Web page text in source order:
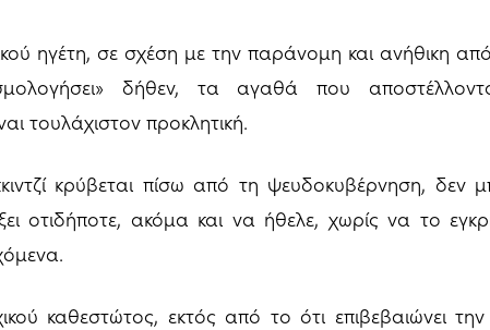
ηγέτη, σε σχέση με την παράνομη και ανήθικη
δήθεν, τα αγαθά που
τουλάχιστον προκλητική.
κρύβεται πίσω από τη ψευδοκυβέρνηση, δεν
οτιδήποτε, ακόμα και να ήθελε, χωρίς να το
καθεστώτος, εκτός από το ότι επιβεβαιώνει